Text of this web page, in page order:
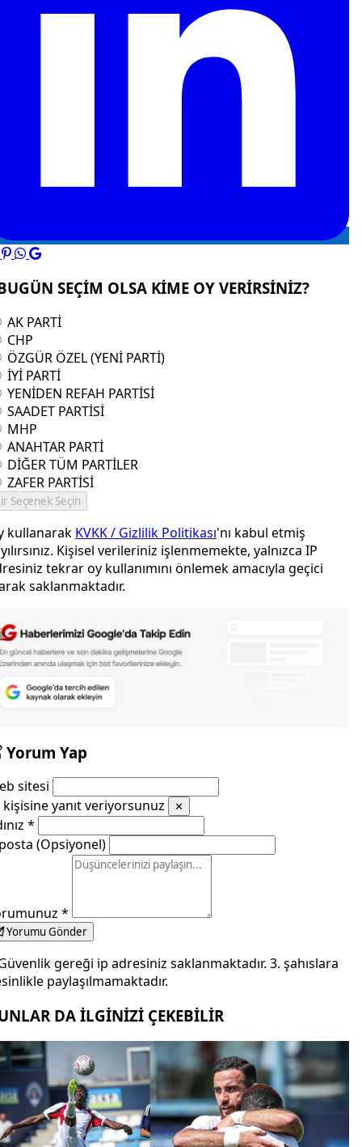
SEÇİM OLSA KİME OY VERİRSİNİZ?
AK PARTİ
CHP
ÖZGÜR ÖZEL (YENİ PARTİ)
İYİ PARTİ
YENİDEN REFAH PARTİSİ
SAADET PARTİSİ
MHP
ANAHTAR PARTİ
DİĞER TÜM PARTİLER
ZAFER PARTİSİ
Seçenek Seçin
kullanarak KVKK / Gizlilik Politikası'nı kabul etmiş
Kişisel verileriniz işlenmemekte, yalnızca IP
tekrar oy kullanımını önlemek amacıyla geçici
saklanmaktadır.
Yorum Yap
sitesi
kişisine yanıt veriyorsunuz
✕
*
(Opsiyonel)
*
Yorumu Gönder
gereği ip adresiniz saklanmaktadır. 3. şahıslara
paylaşılmamaktadır.
DA İLGİNİZİ ÇEKEBİLİR